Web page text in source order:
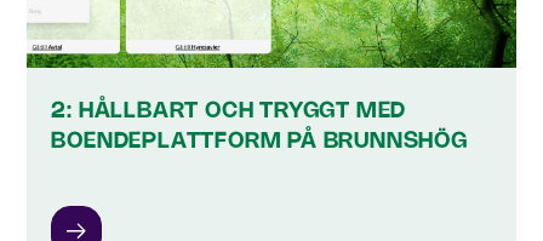
2: HÅLLBART OCH TRYGGT MED
BOENDEPLATTFORM PÅ BRUNNSHÖG